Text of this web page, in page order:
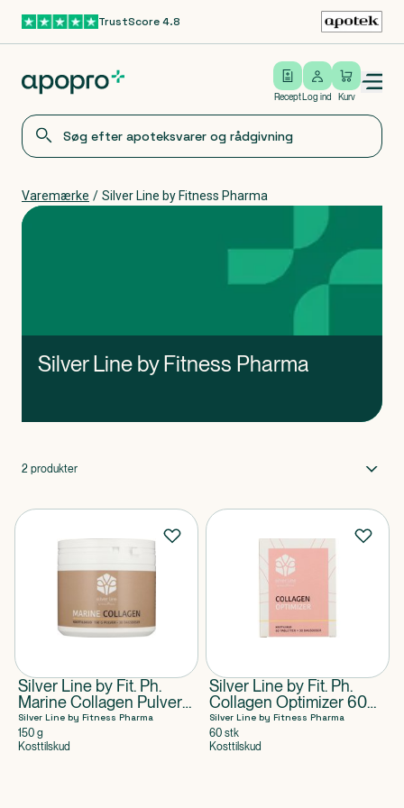
Gå til hovedindholdTrustScore 4.8
Recept
Log ind
Log ind Kurv
Open/close menu
Varemærke / Silver Line by Fitness Pharma
Silver Line by Fitness Pharma
2 produkter
Silver Line by Fit. Ph.
Marine Collagen Pulver
150 g
Silver Line by Fitness Pharma
150 g
Kosttilskud
Silver Line by Fit. Ph.
Collagen Optimizer 60
stk
Silver Line by Fitness Pharma
60 stk
Kosttilskud